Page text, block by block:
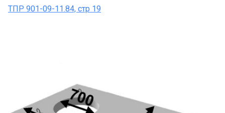
ТПР 901-09-11.84, стр 19